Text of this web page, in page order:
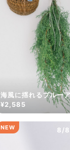
影したものです。
ズ・咲き方に個体
に近いものをお届
海風に揺れるブルー
¥2,585
8/
NEW